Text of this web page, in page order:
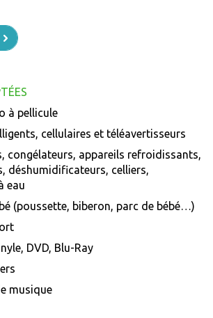
à pellicule
cellulaires et téléavertisseurs
congélateurs, appareils refroidissants,
déshumidificateurs, celliers,
eau
(poussette, biberon, parc de bébé…)
DVD, Blu-Ray
musique